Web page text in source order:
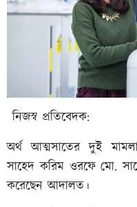
নিজস্ব প্রতিবেদক:
অর্থ আত্মসাতের দুই
সাহেদ করিম ওরফে মো.
করেছেন আদালত।